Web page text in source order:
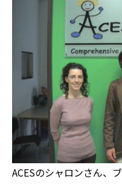
ACESのシャロンさん、